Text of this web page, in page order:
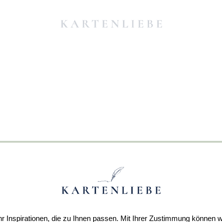
Inspirationen, die zu Ihnen passen. Mit Ihrer Zustimmung können